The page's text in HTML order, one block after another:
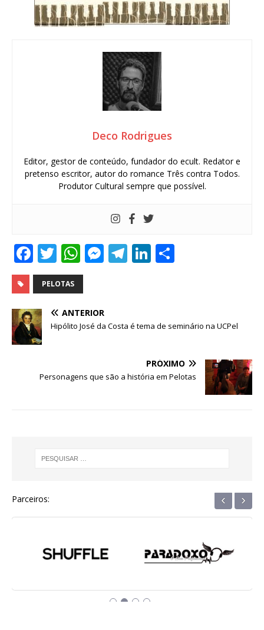
Deco Rodrigues
Editor, gestor de conteúdo, fundador do ecult. Redator e
pretenso escritor, autor do romance Três contra Todos.
Produtor Cultural sempre que possível.
F
a
c
e
b
o
k
T
w
it
te
r
W
h
at
s
A
M
e
n
r
T
ra
Li
dI
PELOTAS
ANTERIOR
Hipólito José da Costa é tema de seminário na UCPel
PRÓXIMO
Personagens que são a história em Pelotas
Parceiros: ‹ ›